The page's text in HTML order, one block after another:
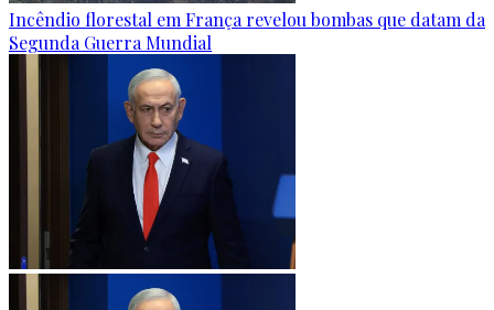
Incêndio florestal em França revelou bombas que datam da
Segunda Guerra Mundial